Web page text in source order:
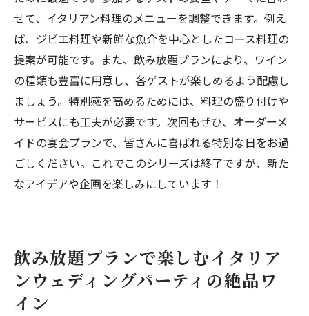
せて、イタリアン料理のメニューを調整できます。例え
ば、ジビエ料理や新鮮な魚介を中心としたコース料理の
提案が可能です。また、飲み放題プランにより、ワイン
の種類も豊富に用意し、各ゲストが楽しめるよう配慮し
ましょう。特別感を高めるためには、料理の盛り付けや
サービスにも工夫が必要です。次回もぜひ、オーダーメ
イドの宴会プランで、皆さんに喜ばれる特別な日をお過
ごしください。これでこのシリーズは終了ですが、新た
なアイデアや企画を楽しみにしています！
飲み放題プランで楽しむイタリア
ンウェディングパーティの絶品ワ
イン